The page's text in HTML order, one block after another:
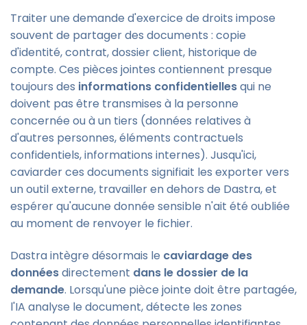
Traiter une demande d'exercice de droits impose
souvent de partager des documents : copie
d'identité, contrat, dossier client, historique de
compte. Ces pièces jointes contiennent presque
toujours des informations confidentiellesqui ne
doivent pas être transmises à la personne
concernée ou à un tiers (données relatives à
d'autres personnes, éléments contractuels
confidentiels, informations internes). Jusqu'ici,
caviarder ces documents signifiait les exporter vers
un outil externe, travailler en dehors de Dastra, et
espérer qu'aucune donnée sensible n'ait été oubliée
au moment de renvoyer le fichier.
Dastra intègre désormais le caviardage des
donnéesdirectement dans le dossier de la
demande. Lorsqu'une pièce jointe doit être partagée,
l'IA analyse le document, détecte les zones